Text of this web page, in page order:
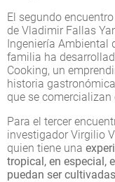
El segundo
de Vladimir Fallas
Ingeniería Ambiental
familia ha
Cooking, un
historia
que se
Para el tercer
investigador Virgilio
quien tiene una
tropical, en especial,
puedan ser